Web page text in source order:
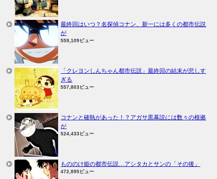
最終回はいつ？名探偵コナン、新一には多くの都市伝説
が
559,109ビュー
「クレヨンしんちゃん都市伝説」最終回の結末が悲しす
ぎる
557,803ビュー
コナンと確執があった！？アガサ黒幕説には数々の根拠
が
524,433ビュー
もののけ姫の都市伝説…アシタカとサンの「その後」
472,895ビュー